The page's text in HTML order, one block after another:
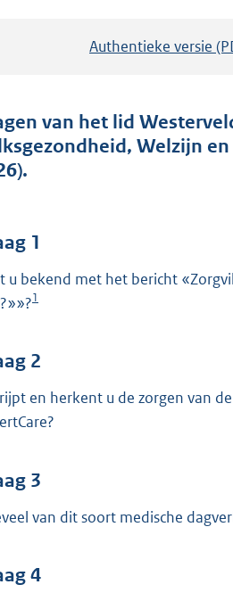
Authentieke versie
van het lid
Welzijn
1
u bekend met het bericht
1
2
en herkent u de zorgen van
3
van dit soort medische
4